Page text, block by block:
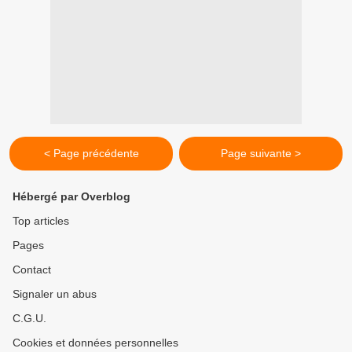
< Page précédente Page suivante >
Hébergé par Overblog
Top articles
Pages
Contact
Signaler un abus
C.G.U.
Cookies et données personnelles